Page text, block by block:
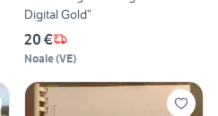
Digital Gold”
20 €
Noale(VE)